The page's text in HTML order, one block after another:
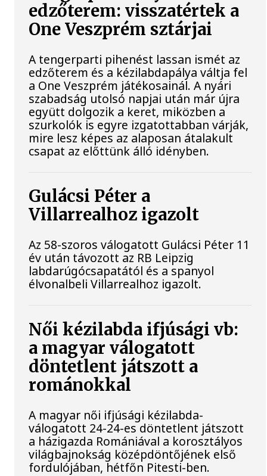
edzőterem: visszatértek a
One Veszprém sztárjai
A tengerparti pihenést lassan ismét az
edzőterem és a kézilabdapálya váltja fel
a One Veszprém játékosainál. A nyári
szabadság utolsó napjai után már újra
együtt dolgozik a keret, miközben a
szurkolók is egyre izgatottabban várják,
mire lesz képes az alaposan átalakult
csapat az előttünk álló idényben.
Gulácsi Péter a
Villarrealhoz igazolt
Az 58-szoros válogatott Gulácsi Péter 11
év után távozott az RB Leipzig
labdarúgócsapatától és a spanyol
élvonalbeli Villarrealhoz igazolt.
Női kézilabda ifjúsági vb:
a magyar válogatott
döntetlent játszott a
románokkal
A magyar női ifjúsági kézilabda-
válogatott 24-24-es döntetlent játszott
a házigazda Romániával a korosztályos
világbajnokság középdöntőjének első
fordulójában, hétfőn Pitesti-ben.